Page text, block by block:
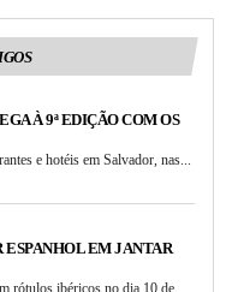
À 9ª EDIÇÃO COM OS
e hotéis em Salvador, nas...
ESPANHOL EM JANTAR
rótulos ibéricos no dia 10 de